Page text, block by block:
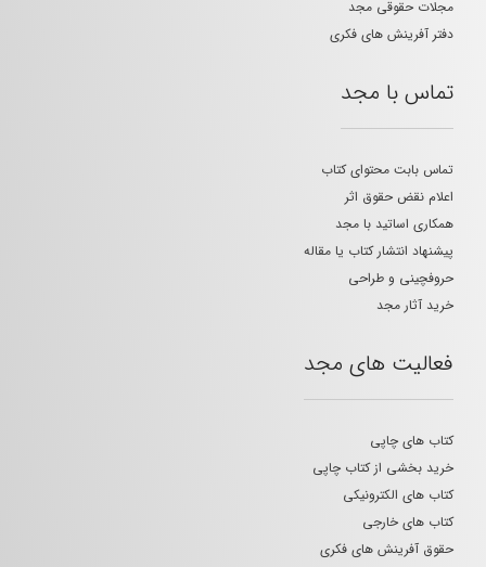
مجلات حقوقی مجد
دفتر آفرینش های فکری
تماس با مجد
تماس بابت محتوای کتاب
اعلام نقض حقوق اثر
همکاری اساتید با مجد
پیشنهاد انتشار کتاب یا مقاله
حروفچینی و طراحی
خرید آثار مجد
فعالیت های مجد
کتاب های چاپی
خرید بخشی از کتاب چاپی
کتاب های الکترونیکی
کتاب های خارجی
حقوق آفرینش های فکری